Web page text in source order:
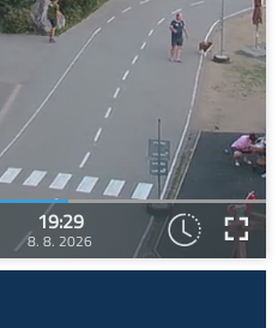
19:29
8. 8. 2026